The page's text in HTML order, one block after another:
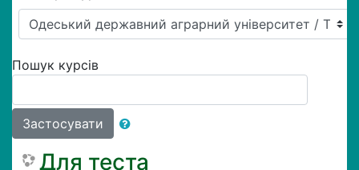
Пошук курсів
Застосувати
Для теста